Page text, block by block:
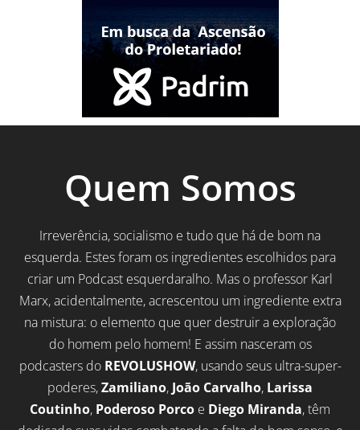
Quem Somos
Irreverência, socialismo e tudo que há de bom na
esquerda. Estes foram os ingredientes escolhidos para
criar um Podcast esquerdaralho. Mas o professor Karl
Marx, acidentalmente, acrescentou um ingrediente extra
na mistura: o elemento que quer destruir a exploração
do homem pelo homem! E assim nasceram os
podcasters do REVOLUSHOW, usando seus ultra-super-
poderes,Zamiliano, João Carvalho, Larissa
Coutinho, Poderoso Porco e Diego Miranda, têm